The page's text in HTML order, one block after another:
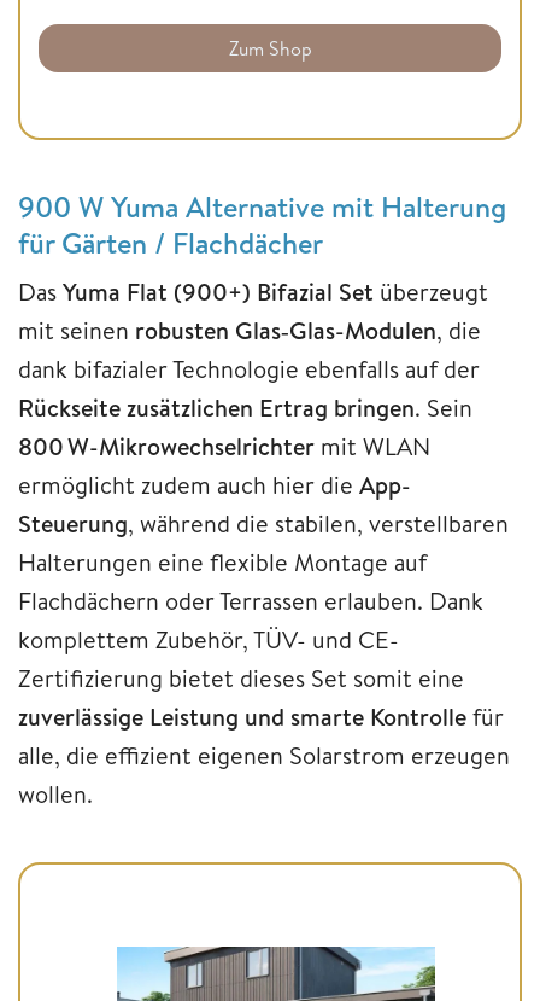
Zum Shop
900 W Yuma Alternative mit Halterung
für Gärten / Flachdächer
DasYuma Flat (900+) Bifazial Set überzeugt
mit seinen robusten Glas‑Glas-Modulen, die
dank bifazialer Technologie ebenfalls auf der
Rückseite zusätzlichen Ertrag bringen. Sein
800 W-Mikrowechselrichter mit WLAN
ermöglicht zudem auch hier die App-
Steuerung, während die stabilen, verstellbaren
Halterungen eine flexible Montage auf
Flachdächern oder Terrassen erlauben. Dank
komplettem Zubehör, TÜV- und CE-
Zertifizierung bietet dieses Set somit eine
zuverlässige Leistung und smarte Kontrollefür
alle, die effizient eigenen Solarstrom erzeugen
wollen.